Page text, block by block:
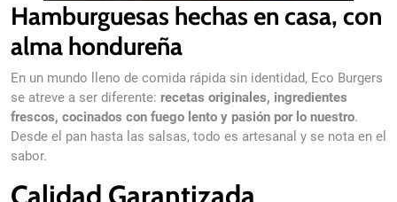
Hamburguesas hechas en casa, con
alma hondureña
En un mundo lleno de comida rápida sin identidad, Eco Burgers
se atreve a ser diferente: recetas originales, ingredientes
frescos, cocinados con fuego lento y pasión por lo nuestro.
Desde el pan hasta las salsas, todo es artesanal y se nota en el
sabor.